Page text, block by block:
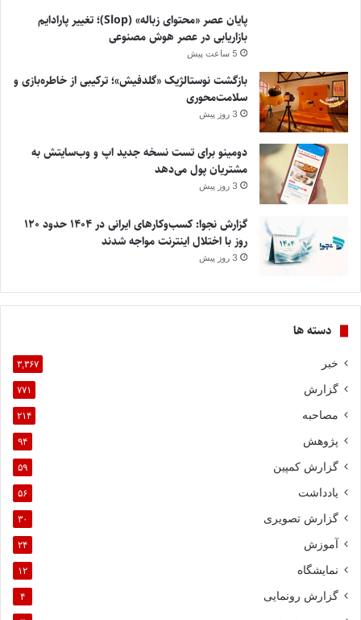
پایان عصر «محتوای زباله» (Slop)؛ تغییر پارادایم
بازاریابی در عصر هوش مصنوعی
5 ساعت پیش
بازگشت نوستالژیک «گلدفیش»؛ ترکیبی از خاطره‌بازی و
سلامت‌محوری
3 روز پیش
دومینو برای تست نسخه جدید اپ و وب‌سایتش به
مشتریان پول می‌دهد
3 روز پیش
گزارش نجوا: کسب‌وکارهای ایرانی در ۱۴۰۴ حدود ۱۲۰
روز با اختلال اینترنت مواجه شدند
3 روز پیش
دسته ها
خبر ۳,۳۶۷
گزارش ۷۷۱
مصاحبه ۲۱۴
پژوهش ۹۴
گزارش کمپین ۵۹
یادداشت ۵۶
گزارش تصویری ۳۰
آموزش ۲۴
نمایشگاه ۱۲
گزارش رونمایی ۴